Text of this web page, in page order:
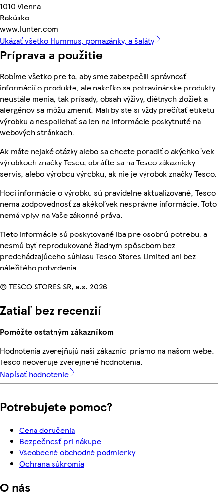
1010 Vienna
Rakúsko
www.lunter.com
Ukázať všetko Hummus, pomazánky, a šaláty
Príprava a použitie
Robíme všetko pre to, aby sme zabezpečili správnosť
informácií o produkte, ale nakoľko sa potravinárske produkty
neustále menia, tak prísady, obsah výživy, diétnych zložiek a
alergénov sa môžu zmeniť. Mali by ste si vždy prečítať etiketu
výrobku a nespoliehať sa len na informácie poskytnuté na
webových stránkach.
Ak máte nejaké otázky alebo sa chcete poradiť o akýchkoľvek
výrobkoch značky Tesco, obráťte sa na Tesco zákaznícky
servis, alebo výrobcu výrobku, ak nie je výrobok značky Tesco.
Hoci informácie o výrobku sú pravidelne aktualizované, Tesco
nemá zodpovednosť za akékoľvek nesprávne informácie. Toto
nemá vplyv na Vaše zákonné práva.
Tieto informácie sú poskytované iba pre osobnú potrebu, a
nesmú byť reprodukované žiadnym spôsobom bez
predchádzajúceho súhlasu Tesco Stores Limited ani bez
náležitého potvrdenia.
© TESCO STORES SR, a.s. 2026
Zatiaľ bez recenzií
Pomôžte ostatným zákazníkom
Hodnotenia zverejňujú naši zákazníci priamo na našom webe.
Tesco neoveruje zverejnené hodnotenia.
Napísať hodnotenie
Potrebujete pomoc?
Cena doručenia
Bezpečnosť pri nákupe
Všeobecné obchodné podmienky
Ochrana súkromia
O nás